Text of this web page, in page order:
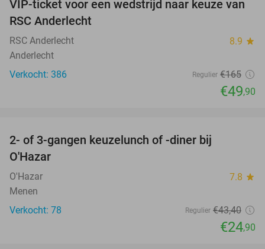
70%
VIP-ticket voor een wedstrijd naar keuze van
RSC Anderlecht
RSC Anderlecht 8.9 star
Anderlecht
Verkocht: 386
Regulier €165
€49,90
2- of 3-gangen keuzelunch of -diner bij
O'Hazar
O'Hazar 7.8 star
Menen
Verkocht: 78
Regulier €43,40
€24,90